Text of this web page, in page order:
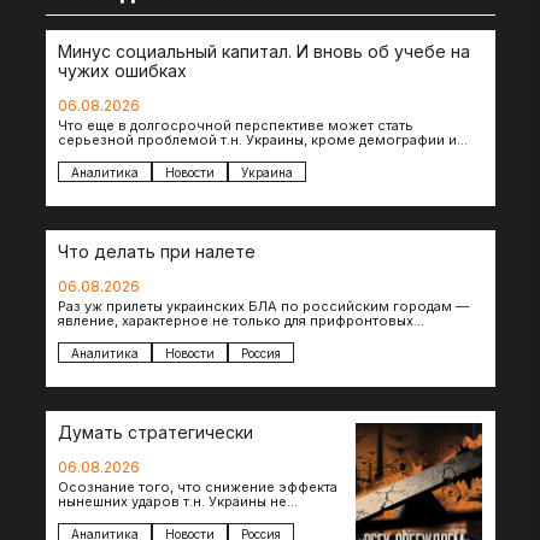
Минус социальный капитал. И вновь об учебе на
чужих ошибках
06.08.2026
Что еще в долгосрочной перспективе может стать
серьезной проблемой т.н. Украины, кроме демографии и
которых будет…
Аналитика Новости Украина
Что делать при налете
06.08.2026
Раз уж прилеты украинских БЛА по российским городам —
явление, характерное не только для прифронтовых
Аналитика Новости Россия
Думать стратегически
06.08.2026
Осознание того, что снижение эффекта
нынешних ударов т.н. Украины не
возможностей — повод задаться
Аналитика Новости Россия